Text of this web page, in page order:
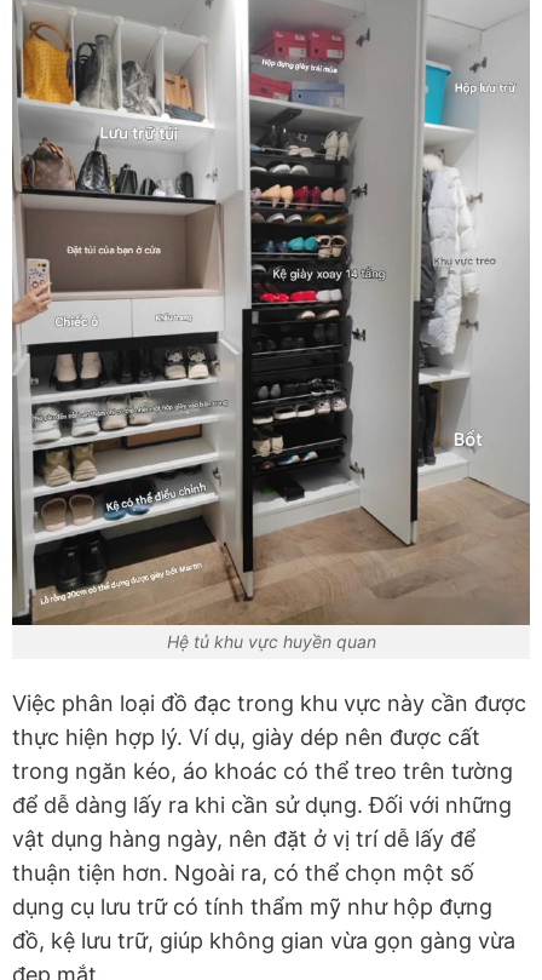
Hệ tủ khu vực huyền quan
Việc phân loại đồ đạc trong khu vực này cần được
thực hiện hợp lý. Ví dụ, giày dép nên được cất
trong ngăn kéo, áo khoác có thể treo trên tường
để dễ dàng lấy ra khi cần sử dụng. Đối với những
vật dụng hàng ngày, nên đặt ở vị trí dễ lấy để
thuận tiện hơn. Ngoài ra, có thể chọn một số
dụng cụ lưu trữ có tính thẩm mỹ như hộp đựng
đồ, kệ lưu trữ, giúp không gian vừa gọn gàng vừa
đẹp mắt.